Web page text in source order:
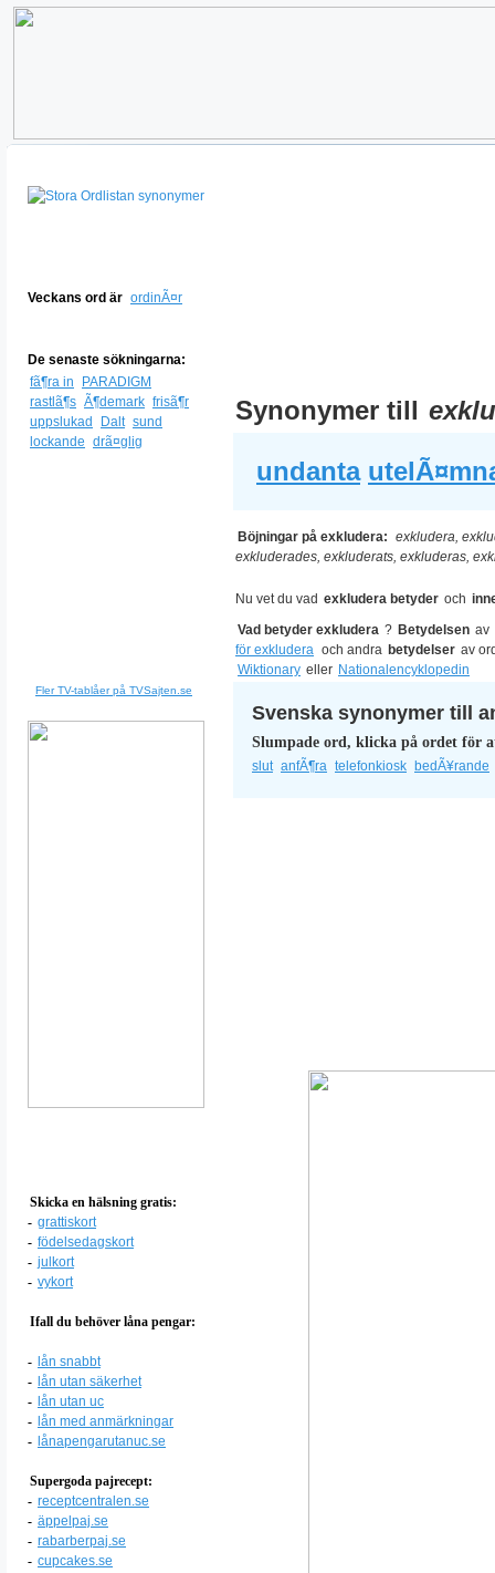
Veckans ord är ordinÃ¤r
De senaste sökningarna:
fã¶ra in
PARADIGM
rastlã¶s Ã¶demark frisã¶r
uppslukad
Dalt sund
lockande drã¤glig
Fler TV-tablåer på TVSajten.se
Skicka en hälsning gratis:
- grattiskort
- födelsedagskort
- julkort
- vykort
Ifall du behöver låna pengar:
- lån snabbt
- lån utan säkerhet
- lån utan uc
- lån med anmärkningar
- lånapengarutanuc.se
Supergoda pajrecept:
- receptcentralen.se
- äppelpaj.se
- rabarberpaj.se
- cupcakes.se
Synonymer till
undanta
Böjningar på exkludera: exkludera,
exkluderades, exkluderats, exkluderas,
Nu vet du vad exkludera betyder och
Vad betyder exkludera ? Betydelsen av
för exkludera och andra betydelser av
Wiktionary eller Nationalencyklopedin
Svenska synonymer till
Slumpade ord, klicka på ordet för
slut anfÃ¶ra telefonkiosk bedÃ¥rande